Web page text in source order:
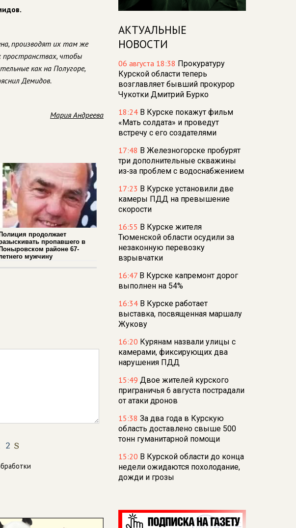
производят их там же
пространствах, чтобы
как на Полугоре,
Демидов.
Мария Андреева
Полиция продолжает
пропавшего в
Поныровском районе 67-
мужчину
АКТУАЛЬНЫЕ
НОВОСТИ
06 августа 18:38 Прокуратуру
Курской области теперь
возглавляет бывший прокурор
Чукотки Дмитрий Бурко
18:24 В Курске покажут фильм
«Мать солдата» и проведут
встречу с его создателями
17:48 В Железногорске пробурят
три дополнительные скважины
из‑за проблем с водоснабжением
17:23 В Курске установили две
камеры ПДД на превышение
скорости
16:55 В Курске жителя
Тюменской области осудили за
незаконную перевозку
взрывчатки
16:47 В Курске капремонт дорог
выполнен на 54%
16:34 В Курске работает
выставка, посвященная маршалу
Жукову
16:20 Курянам назвали улицы с
камерами, фиксирующих два
нарушения ПДД
15:49 Двое жителей курского
приграничья 6 августа пострадали
от атаки дронов
15:38 За два года в Курскую
область доставлено свыше 500
тонн гуманитарной помощи
15:20 В Курской области до конца
недели ожидаются похолодание,
дожди и грозы
14:47В Курске жилищный фонд